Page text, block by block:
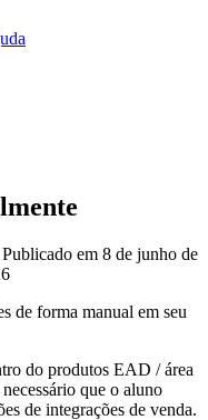
Publicado em 8 de junho de
de forma manual em seu
do produtos EAD / área
que o aluno
de integrações de venda.